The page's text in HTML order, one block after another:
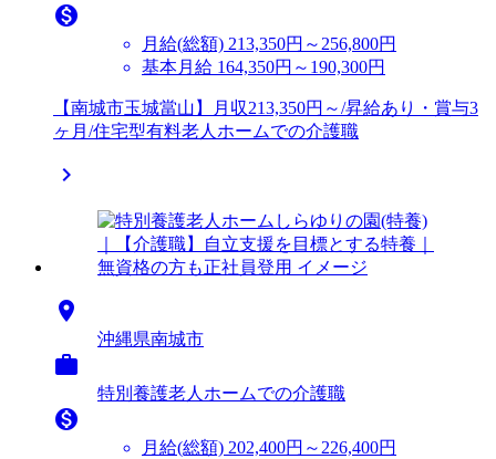

月給(総額) 213,350円～256,800円
基本月給 164,350円～190,300円
【南城市玉城當山】月収213,350円～/昇給あり・賞与3
ヶ月/住宅型有料老人ホームでの介護職


沖縄県南城市

特別養護老人ホームでの介護職

月給(総額) 202,400円～226,400円